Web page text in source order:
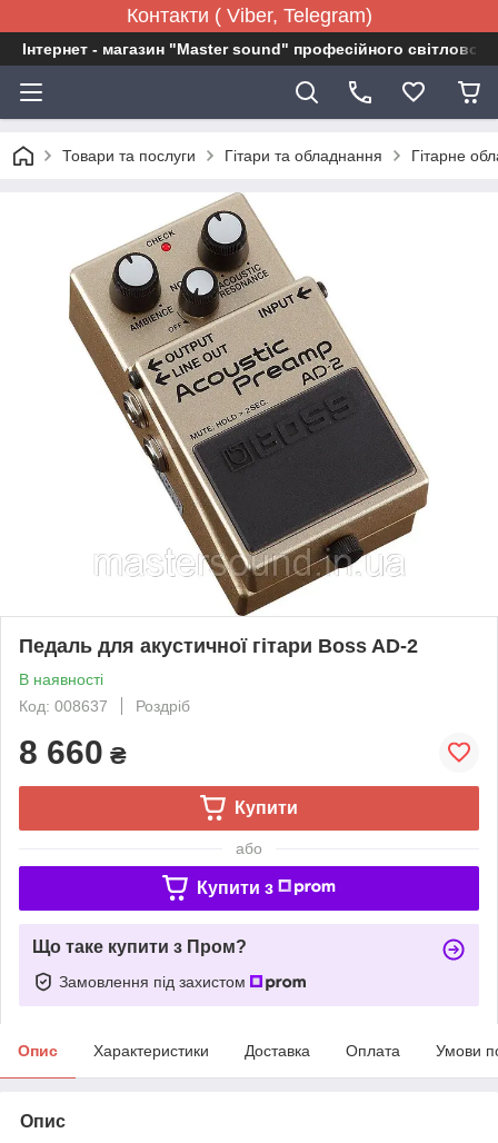
Контакти ( Viber, Telegram)
Інтернет - магазин "Master sound" професійного
Товари та послуги Гітари та обладнання Гітарне
Педаль для акустичної гітари Boss AD-2
В наявності
Код: 008637
Роздріб
8 660 ₴
Купити
або
Купити з
Що таке купити з Пром?
Замовлення під захистом
Опис Характеристики Доставка Оплата Умови
Опис